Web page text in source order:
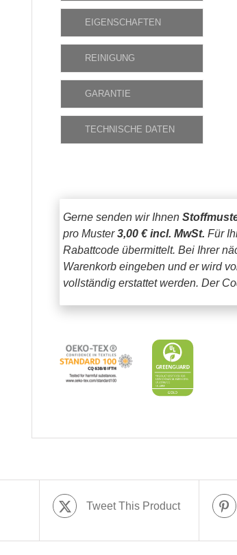
EIGENSCHAFTEN
REINIGUNG
GARANTIE
TECHNISCHE DATEN
Gerne senden wir Ihnen
pro Muster3,00 € incl. MwSt. Für
Rabattcode übermittelt. Bei Ihrer
Warenkorb eingeben und er wird
vollständig erstattet werden. Der
Tweet This Product